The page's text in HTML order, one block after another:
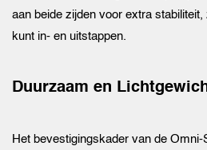
aan beide zijden voor extra
kunt in- en uitstappen.
Duurzaam en
Het bevestigingskader van de